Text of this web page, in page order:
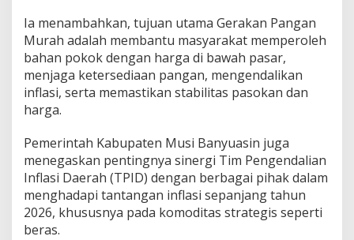
Ia menambahkan, tujuan utama Gerakan Pangan
Murah adalah membantu masyarakat memperoleh
bahan pokok dengan harga di bawah pasar,
menjaga ketersediaan pangan, mengendalikan
inflasi, serta memastikan stabilitas pasokan dan
harga.
Pemerintah Kabupaten Musi Banyuasin juga
menegaskan pentingnya sinergi Tim Pengendalian
Inflasi Daerah (TPID) dengan berbagai pihak dalam
menghadapi tantangan inflasi sepanjang tahun
2026, khususnya pada komoditas strategis seperti
beras.